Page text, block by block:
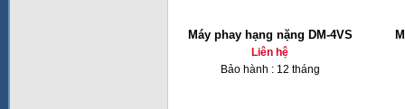
Máy phay hạng nặng DM-4VS
Liên hệ
Bảo hành : 12 tháng